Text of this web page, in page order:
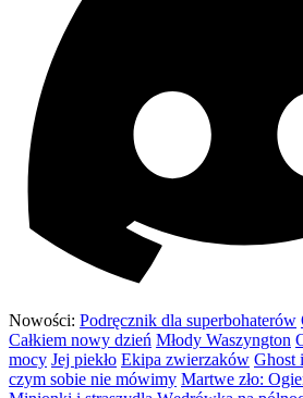
Nowości: Podręcznik dla superbohaterów
Całkiem nowy dzień Młody Waszyngton
mocy Jej piekło Ekipa zwierzaków Ghost
czym sobie nie mówimy Martwe zło: